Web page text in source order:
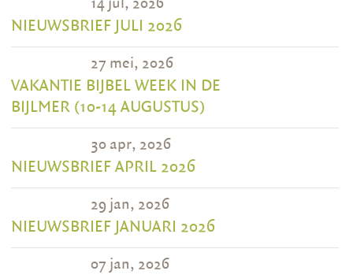
NIEUWSBRIEF JULI 2026
27 mei, 2026
VAKANTIE BIJBEL WEEK IN DE
BIJLMER (10-14 AUGUSTUS)
30 apr, 2026
NIEUWSBRIEF APRIL 2026
29 jan, 2026
NIEUWSBRIEF JANUARI 2026
07 jan, 2026